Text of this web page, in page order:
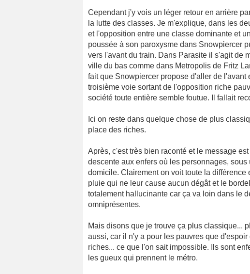
Cependant j'y vois un léger retour en arrière
la lutte des classes. Je m'explique, dans les
et l'opposition entre une classe dominante et
poussée à son paroxysme dans Snowpiercer
vers l'avant du train. Dans Parasite il s'agit de
ville du bas comme dans Metropolis de Fritz
fait que Snowpiercer propose d'aller de
troisième voie sortant de l'opposition riche
société toute entière semble foutue. Il fallait
Ici on reste dans quelque chose de plus
place des riches.
Après, c'est très bien raconté et le message
descente aux enfers où les personnages,
domicile. Clairement on voit toute la
pluie qui ne leur cause aucun dégât et le
totalement hallucinante car ça va loin dans le
omniprésentes.
Mais disons que je trouve ça plus classique...
aussi, car il n'y a pour les pauvres que
riches... ce que l'on sait impossible. Ils sont
les gueux qui prennent le métro.